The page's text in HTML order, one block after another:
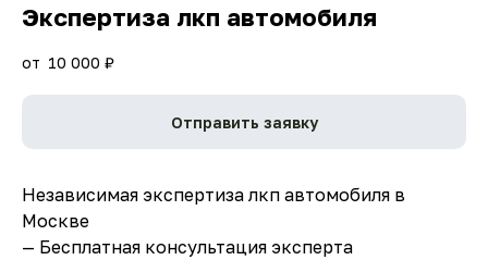
Экспертиза лкп автомобиля
10 000 ₽
Отправить заявку
Независимая экспертиза лкп автомобиля в
Москве
— Бесплатная консультация эксперта